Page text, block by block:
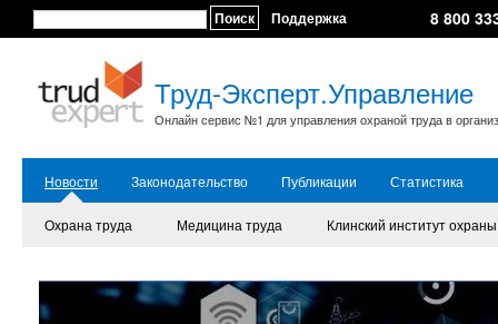
Поиск Поддержка 8 800
Труд-Эксперт.Управление
Онлайн сервис №1 для управления охраной труда в
Новости Законодательство Публикации Статистика
Охрана труда Медицина труда Клинский институт